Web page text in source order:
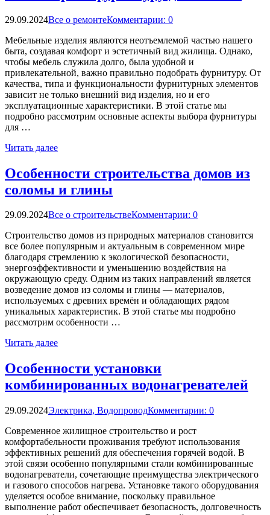
29.09.2024Все о ремонтеКомментарии: 0
Мебельные изделия являются неотъемлемой частью нашего
быта, создавая комфорт и эстетичный вид жилища. Однако,
чтобы мебель служила долго, была удобной и
привлекательной, важно правильно подобрать фурнитуру. От
качества, типа и функциональности фурнитурных элементов
зависит не только внешний вид изделия, но и его
эксплуатационные характеристики. В этой статье мы
подробно рассмотрим основные аспекты выбора фурнитуры
для …
Читать далее
Особенности строительства домов из
соломы и глины
29.09.2024Все о строительствеКомментарии: 0
Строительство домов из природных материалов становится
все более популярным и актуальным в современном мире
благодаря стремлению к экологической безопасности,
энергоэффективности и уменьшению воздействия на
окружающую среду. Одним из таких направлений является
возведение домов из соломы и глины — материалов,
используемых с древних времён и обладающих рядом
уникальных характеристик. В этой статье мы подробно
рассмотрим особенности …
Читать далее
Особенности установки
комбинированных водонагревателей
29.09.2024Электрика, ВодопроводКомментарии: 0
Современное жилищное строительство и рост
комфортабельности проживания требуют использования
эффективных решений для обеспечения горячей водой. В
этой связи особенно популярными стали комбинированные
водонагреватели, сочетающие преимущества электрического
и газового способов нагрева. Установке такого оборудования
уделяется особое внимание, поскольку правильное
выполнение работ обеспечивает безопасность, долговечность